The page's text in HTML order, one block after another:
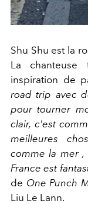
Shu Shu est la
La
inspiration de
road trip avec
pour tourner
clair, c'est
meilleures
comme la mer
France est
de One Punch
Liu Le Lann.